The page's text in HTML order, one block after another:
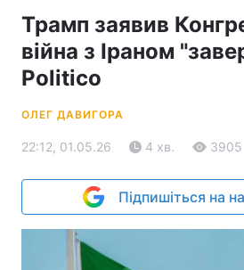
Трамп заявив
війна з Іраном
Politico
ОЛЕГ ДАВИГОРА
22:12, 01.05.26 4 хв. 3905
Підпишіться на